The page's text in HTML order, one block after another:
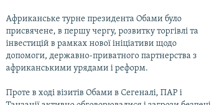
ДОЛУЧАЙСЯ!
Африканське турне президента Обами було
присвячене, в першу чергу, розвитку торгівлі та
інвестицій в рамках нової ініціативи щодо
допомоги, державно-приватного партнерства з
африканськими урядами і реформ.
Проте в ході візитів Обами в Сегеналі, ПАР і